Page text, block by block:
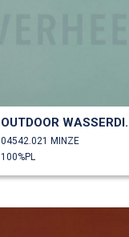
04542.021 MINZE
100%PL